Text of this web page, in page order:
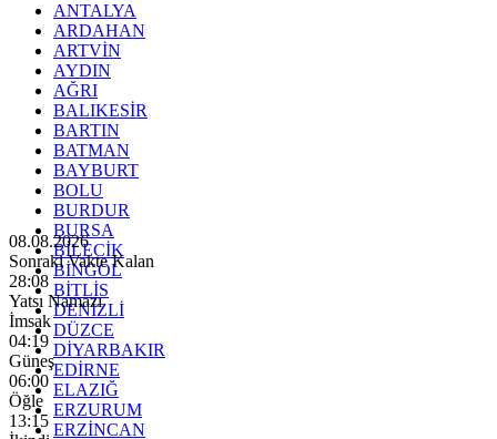
ANTALYA
ARDAHAN
ARTVİN
AYDIN
AĞRI
BALIKESİR
BARTIN
BATMAN
BAYBURT
BOLU
BURDUR
BURSA
BİLECİK
BİNGÖL
BİTLİS
DENİZLİ
DÜZCE
DİYARBAKIR
EDİRNE
ELAZIĞ
ERZURUM
ERZİNCAN
08.08.2026
Sonraki Vakte Kalan
28:06
Yatsı Namazı
İmsak
04:19
Güneş
06:00
Öğle
13:15